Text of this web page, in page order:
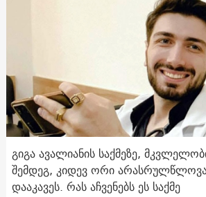
გიგა ავალიანის საქმეზე,
შემდეგ, კიდევ ორი
დააკავეს. რას აჩვენებს ეს საქმე